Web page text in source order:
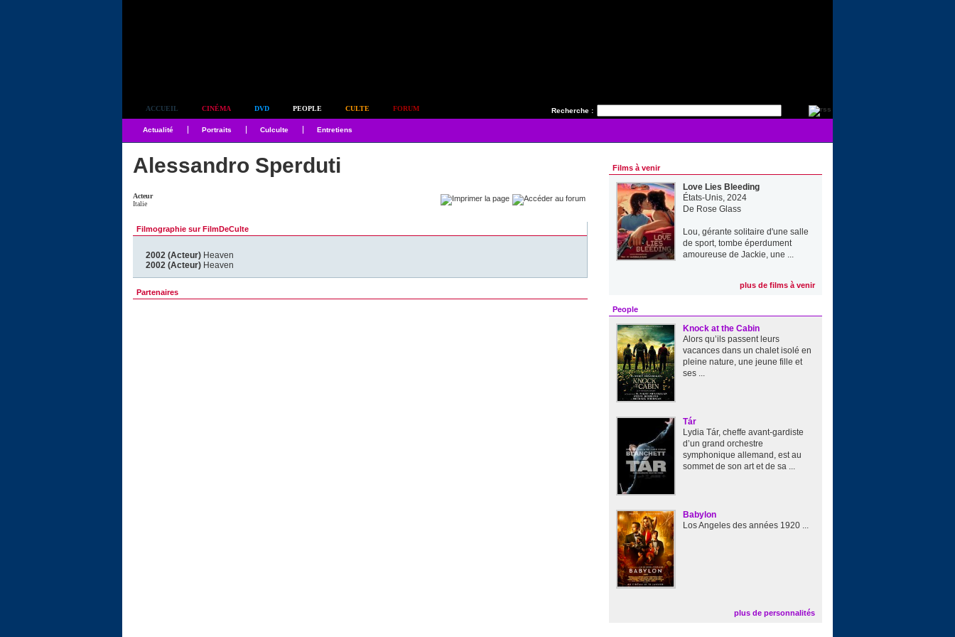
Recherche :
ACCUEIL CINÉMA DVD PEOPLE CULTE FORUM
Actualité Portraits Culculte Entretiens
Alessandro Sperduti
Acteur
Italie
Filmographie sur FilmDeCulte
2002 (Acteur) Heaven
2002 (Acteur) Heaven
Partenaires
Films à venir
Love Lies Bleeding
États-Unis, 2024
De Rose Glass
Lou, gérante solitaire d'une salle
de sport, tombe éperdument
amoureuse de Jackie, une ...
plus de films à venir
People
Knock at the Cabin
Alors qu’ils passent leurs
vacances dans un chalet isolé en
pleine nature, une jeune fille et
ses ...
Tár
Lydia Tár, cheffe avant-gardiste
d’un grand orchestre
symphonique allemand, est au
sommet de son art et de sa ...
Babylon
Los Angeles des années 1920 ...
plus de personnalités